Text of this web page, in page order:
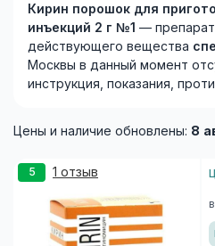
Кирин порошок для
инъекций 2 г №1 —
действующего вещества
Москвы в данный момент
инструкция, показания,
Цены и наличие обновлены: 8
5 1 отзыв